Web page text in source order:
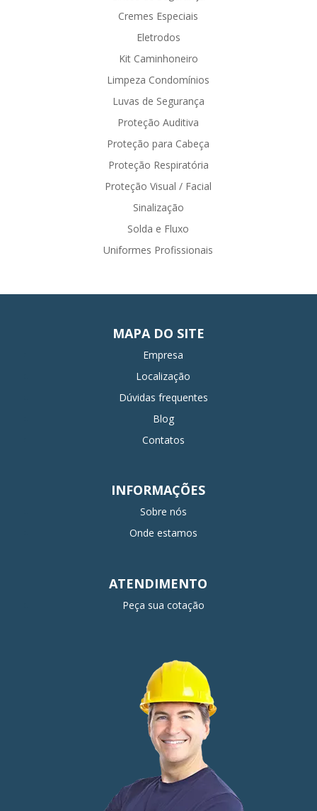
Cremes Especiais
Eletrodos
Kit Caminhoneiro
Limpeza Condomínios
Luvas de Segurança
Proteção Auditiva
Proteção para Cabeça
Proteção Respiratória
Proteção Visual / Facial
Sinalização
Solda e Fluxo
Uniformes Profissionais
MAPA DO SITE
Empresa
Localização
Dúvidas frequentes
Blog
Contatos
INFORMAÇÕES
Sobre nós
Onde estamos
ATENDIMENTO
Peça sua cotação